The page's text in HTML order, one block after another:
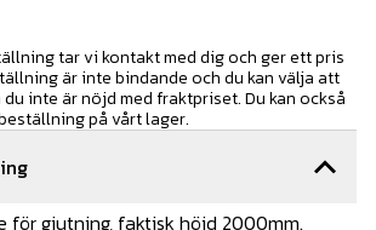
för gjutning, faktisk höjd 2000mm.
tar vi kontakt med dig och ger ett pris
är inte bindande och du kan välja att
inte är nöjd med fraktpriset. Du kan också
på vårt lager.